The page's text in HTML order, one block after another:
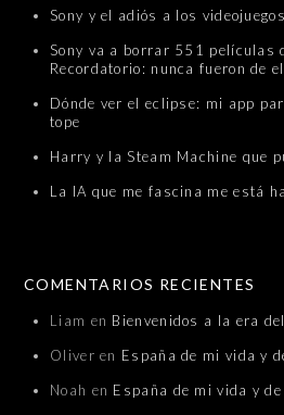
Sony y el adiós a los
Sony va a borrar 551 películas
Recordatorio: nunca fueron de
Dónde ver el eclipse: mi app
tope
Harry y la Steam Machine que
La IA que me fascina me está
COMENTARIOS RECIENTES
Liam en Bienvenidos a la era
Oliver en España de mi vida y
Noah en España de mi vida y